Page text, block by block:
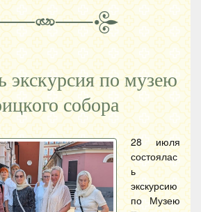
экскурсия по музею
собора
28 июля
состоялас
ь
экскурсию
по Музею